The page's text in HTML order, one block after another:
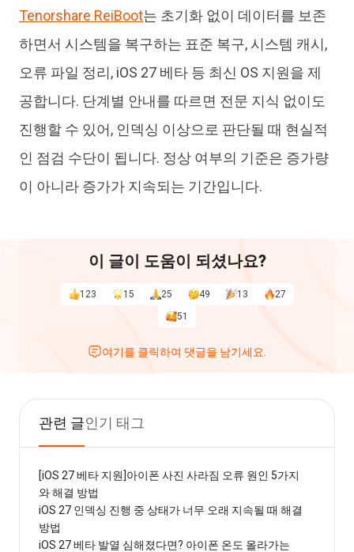
Tenorshare ReiBoot는 초기화 없이 데이터를 보존
하면서 시스템을 복구하는 표준 복구, 시스템 캐시,
오류 파일 정리, iOS 27 베타 등 최신 OS 지원을 제
공합니다. 단계별 안내를 따르면 전문 지식 없이도
진행할 수 있어, 인덱싱 이상으로 판단될 때 현실적
인 점검 수단이 됩니다. 정상 여부의 기준은 증가량
이 아니라 증가가 지속되는 기간입니다.
이 글이 도움이 되셨나요?
123 15 25 49 13
27
51
여기를 클릭하여 댓글을 남기세요.
관련 글인기 태그
[iOS 27 베타 지원]아이폰 사진 사라짐 오류 원인 5가지
와 해결 방법
iOS 27 인덱싱 진행 중 상태가 너무 오래 지속될 때 해결
방법
iOS 27 베타 발열 심해졌다면? 아이폰 온도 올라가는